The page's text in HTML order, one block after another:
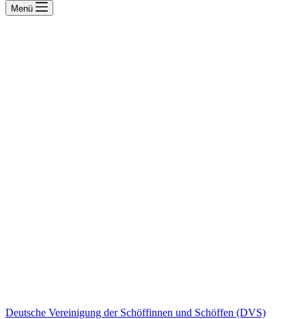
Menü
Deutsche Vereinigung der Schöffinnen und Schöffen (DVS)